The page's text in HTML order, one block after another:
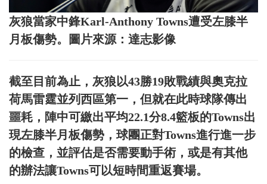
灰狼當家中鋒Karl-Anthony Towns遭受左膝半
月板傷勢。圖片來源：達志影像
截至目前為止，灰狼以43勝19敗戰績與奧克拉
荷馬雷霆並列西區第一，但就在此時球隊傳出
噩耗，陣中可繳出平均22.1分8.4籃板的Towns出
現左膝半月板傷勢，球團正對Towns進行進一步
的檢查，並評估是否需要動手術，或是有其他
的辦法讓Towns可以短時間重返賽場。